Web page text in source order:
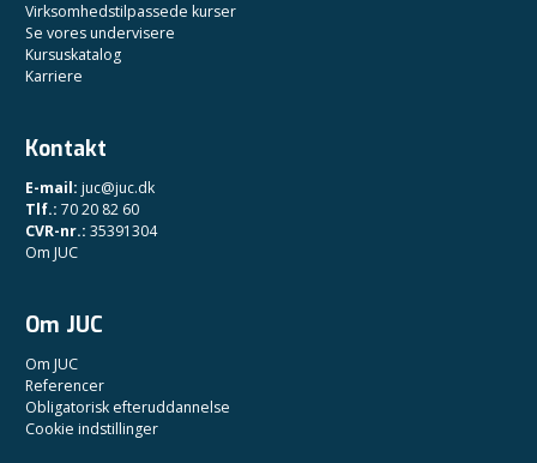
Virksomhedstilpassede kurser
Se vores undervisere
Kursuskatalog
Karriere
Kontakt
E-mail: juc@juc.dk
Tlf.: 70 20 82 60
CVR-nr.: 35391304
Om JUC
Om JUC
Om JUC
Referencer
Obligatorisk efteruddannelse
Cookie indstillinger